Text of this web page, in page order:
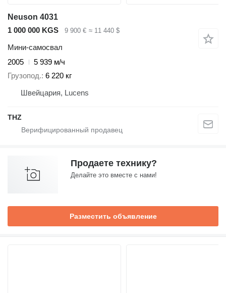
Neuson 4031
1 000 000 KGS
9 900 € ≈ 11 440 $
Мини-самосвал
2005
5 939 м/ч
Грузопод. 6 220 кг
Швейцария, Lucens
THZ
Продаете технику?
Делайте это вместе с нами!
Разместить объявление